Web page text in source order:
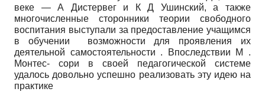
веке — А Дистервег и К Д Ушинский, а также
многочисленные сторонники теории свободного
воспитания выступали за предоставление учащимся
в обучении возможности для проявления их
деятельной самостоятельности . Впоследствии М .
Монтес- сори в своей педагогической системе
удалось довольно успешно реализовать эту идею на
практике